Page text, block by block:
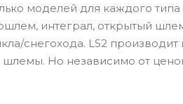
моделей для каждого
интеграл, открытый
снегохода. LS2 производит
Но независимо от